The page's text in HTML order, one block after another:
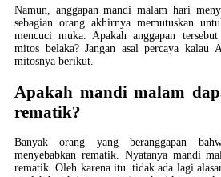
Namun, anggapan mandi malam hari
sebagian orang akhirnya memutuskan
mencuci muka. Apakah anggapan
mitos belaka? Jangan asal percaya kalau
mitosnya berikut.
Apakah mandi malam
rematik?
Banyak orang yang beranggapan
menyebabkan rematik. Nyatanya mandi
rematik. Oleh karena itu. tidak ada lagi